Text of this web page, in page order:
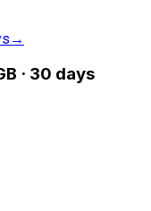
→
· 30 days